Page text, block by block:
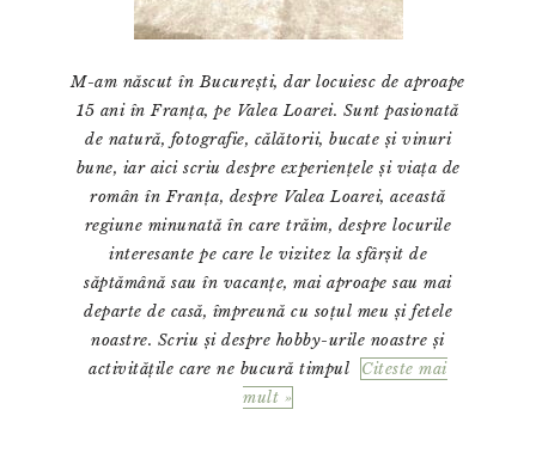
M-am născut în București, dar locuiesc de aproape
15 ani în Franța, pe Valea Loarei. Sunt pasionată
de natură, fotografie, călătorii, bucate și vinuri
bune, iar aici scriu despre experiențele și viața de
român în Franța, despre Valea Loarei, această
regiune minunată în care trăim, despre locurile
interesante pe care le vizitez la sfârșit de
săptămână sau în vacanțe, mai aproape sau mai
departe de casă, împreună cu soțul meu și fetele
noastre. Scriu și despre hobby-urile noastre și
activitățile care ne bucură timpul
Citeste mai
mult »